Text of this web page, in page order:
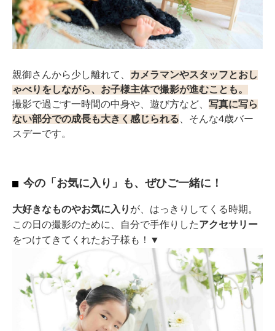
親御さんから少し離れて、
カメラマンやスタッフとおし
ゃべりをしながら、お子様主体で撮影が進むことも。
撮影で過ごす一時間の中身や、遊び方など、 写真に写ら
ない部分での成長も大きく感じられる 、そんな4歳バー
スデーです。
今の「お気に入り」も、ぜひご一緒に！
大好きなものやお気に入り が、はっきりしてくる時期。
この日の撮影のために、自分で手作りしたアクセサリー
をつけてきてくれたお子様も！▼